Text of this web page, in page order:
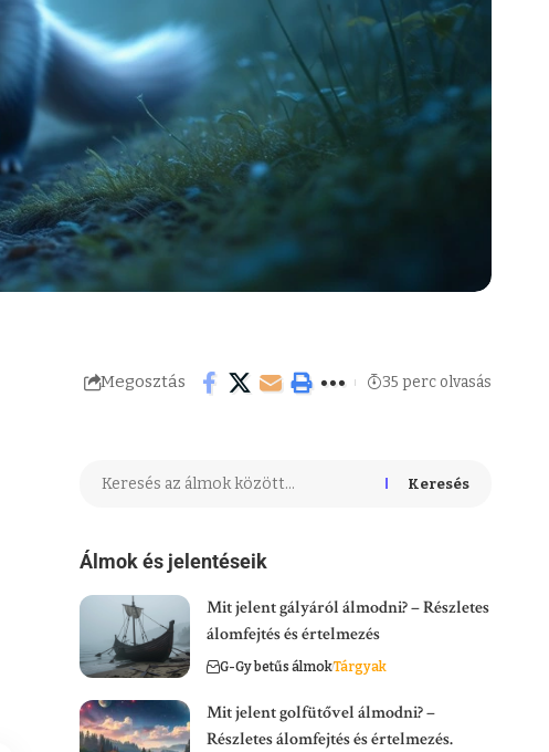
Megosztás 35 perc olvasás
Keresés
Álmok és jelentéseik
Mit jelent gályáról álmodni? – Részletes
álomfejtés és értelmezés
G-Gy betűs álmokTárgyak
Mit jelent golfütővel álmodni? –
Részletes álomfejtés és értelmezés.